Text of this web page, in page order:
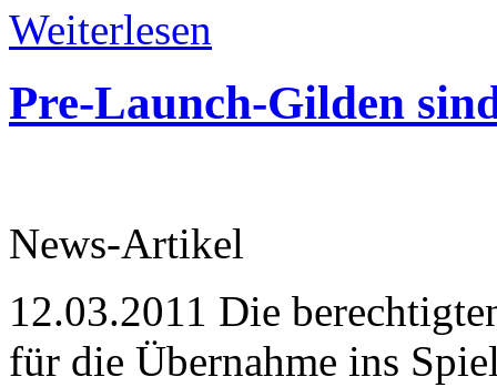
Weiterlesen
Pre-Launch-Gilden
News-Artikel
12.03.2011 Die
für die Übernahme ins